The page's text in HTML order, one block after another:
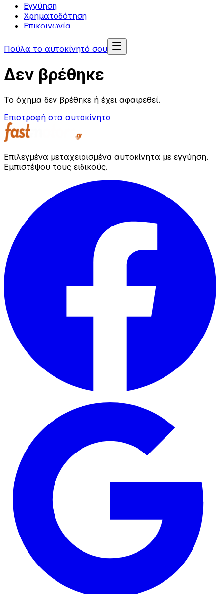
Εγγύηση
Χρηματοδότηση
Επικοινωνία
Πούλα το αυτοκίνητό σου
Δεν βρέθηκε
Το όχημα δεν βρέθηκε ή έχει αφαιρεθεί.
Επιστροφή στα αυτοκίνητα
Επιλεγμένα μεταχειρισμένα αυτοκίνητα με εγγύηση.
Εμπιστέψου τους ειδικούς.